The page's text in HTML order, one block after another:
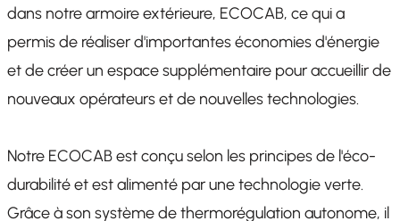
dans notre armoire extérieure, ECOCAB, ce qui a
permis de réaliser d'importantes économies d'énergie
et de créer un espace supplémentaire pour accueillir de
nouveaux opérateurs et de nouvelles technologies.
Notre ECOCAB est conçu selon les principes de l'éco-
durabilité et est alimenté par une technologie verte.
Grâce à son système de thermorégulation autonome, il